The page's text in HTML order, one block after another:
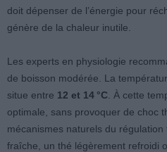
doit dépenser de l’énergie pour
génère de la chaleur inutile.
Les experts en physiologie
de boisson modérée. La
situe entre 12 et 14 °C . À cette
optimale, sans provoquer de choc
mécanismes naturels du
fraîche, un thé légèrement refroidi